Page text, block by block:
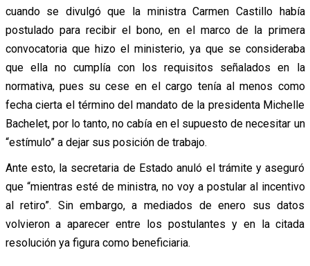
cuando se divulgó que la ministra Carmen Castillo había
postulado para recibir el bono, en el marco de la primera
convocatoria que hizo el ministerio, ya que se consideraba
que ella no cumplía con los requisitos señalados en la
normativa, pues su cese en el cargo tenía al menos como
fecha cierta el término del mandato de la presidenta Michelle
Bachelet, por lo tanto, no cabía en el supuesto de necesitar un
“estímulo” a dejar sus posición de trabajo.
Ante esto, la secretaria de Estado anuló el trámite y aseguró
que “mientras esté de ministra, no voy a postular al incentivo
al retiro”. Sin embargo, a mediados de enero sus datos
volvieron a aparecer entre los postulantes y en la citada
resolución ya figura como beneficiaria.